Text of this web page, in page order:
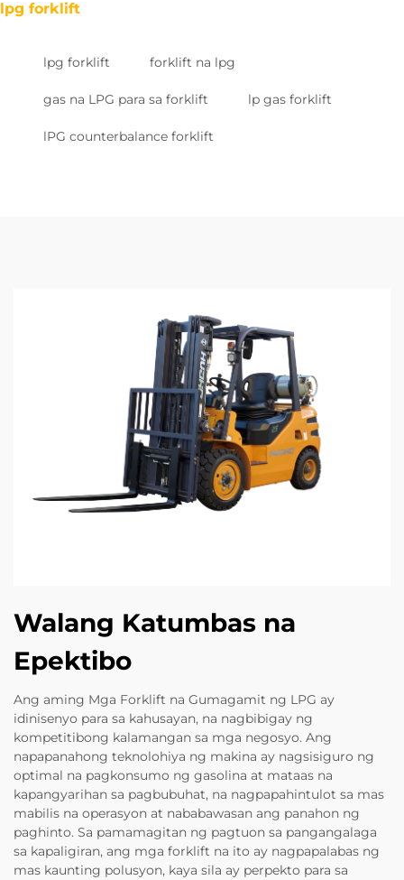
lpg forklift
lpg forklift forklift na lpg
gas na LPG para sa forklift lp gas forklift
lPG counterbalance forklift
Walang Katumbas na
Epektibo
Ang aming Mga Forklift na Gumagamit ng LPG ay
idinisenyo para sa kahusayan, na nagbibigay ng
kompetitibong kalamangan sa mga negosyo. Ang
napapanahong teknolohiya ng makina ay nagsisiguro ng
optimal na pagkonsumo ng gasolina at mataas na
kapangyarihan sa pagbubuhat, na nagpapahintulot sa mas
mabilis na operasyon at nababawasan ang panahon ng
paghinto. Sa pamamagitan ng pagtuon sa pangangalaga
sa kapaligiran, ang mga forklift na ito ay nagpapalabas ng
mas kaunting polusyon, kaya sila ay perpekto para sa